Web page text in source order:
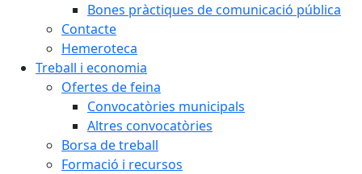
Bones pràctiques de comunicació pública
Contacte
Hemeroteca
Treball i economia
Ofertes de feina
Convocatòries municipals
Altres convocatòries
Borsa de treball
Formació i recursos